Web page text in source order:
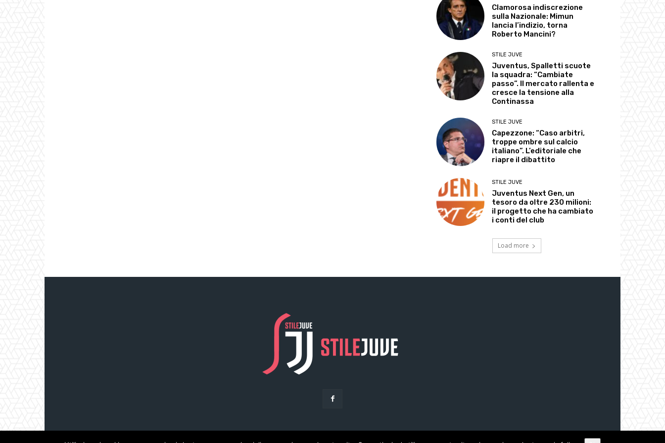
Clamorosa indiscrezione
sulla Nazionale: Mimun
lancia l’indizio, torna
Roberto Mancini?
STILE JUVE
Juventus, Spalletti scuote
la squadra: “Cambiate
passo”. Il mercato rallenta e
cresce la tensione alla
Continassa
STILE JUVE
Capezzone: “Caso arbitri,
troppe ombre sul calcio
italiano”. L’editoriale che
riapre il dibattito
STILE JUVE
Juventus Next Gen, un
tesoro da oltre 230 milioni:
il progetto che ha cambiato
i conti del club
Load more